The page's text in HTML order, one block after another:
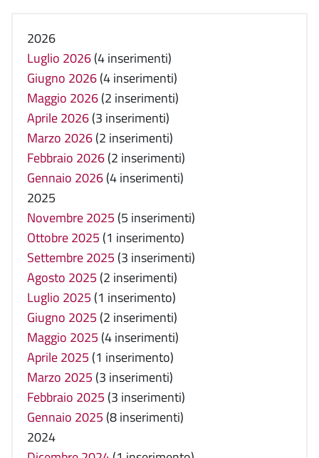
2026
Luglio 2026(4 inserimenti)
Giugno 2026(4 inserimenti)
Maggio 2026(2 inserimenti)
Aprile 2026(3 inserimenti)
Marzo 2026(2 inserimenti)
Febbraio 2026(2 inserimenti)
Gennaio 2026(4 inserimenti)
2025
Novembre 2025 (5 inserimenti)
Ottobre 2025 (1 inserimento)
Settembre 2025 (3 inserimenti)
Agosto 2025 (2 inserimenti)
Luglio 2025 (1 inserimento)
Giugno 2025 (2 inserimenti)
Maggio 2025 (4 inserimenti)
Aprile 2025 (1 inserimento)
Marzo 2025 (3 inserimenti)
Febbraio 2025 (3 inserimenti)
Gennaio 2025 (8 inserimenti)
2024